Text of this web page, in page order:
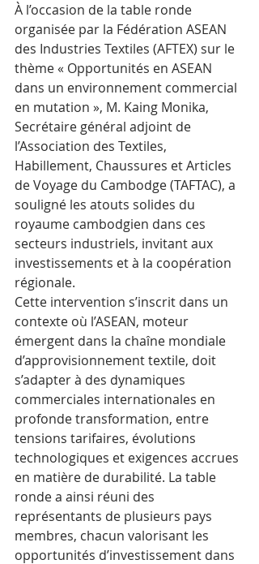
À l’occasion de la table ronde
organisée par la Fédération ASEAN
des Industries Textiles (AFTEX) sur le
thème « Opportunités en ASEAN
dans un environnement commercial
en mutation », M. Kaing Monika,
Secrétaire général adjoint de
l’Association des Textiles,
Habillement, Chaussures et Articles
de Voyage du Cambodge (TAFTAC), a
souligné les atouts solides du
royaume cambodgien dans ces
secteurs industriels, invitant aux
investissements et à la coopération
régionale.
Cette intervention s’inscrit dans un
contexte où l’ASEAN, moteur
émergent dans la chaîne mondiale
d’approvisionnement textile, doit
s’adapter à des dynamiques
commerciales internationales en
profonde transformation, entre
tensions tarifaires, évolutions
technologiques et exigences accrues
en matière de durabilité. La table
ronde a ainsi réuni des
représentants de plusieurs pays
membres, chacun valorisant les
opportunités d’investissement dans